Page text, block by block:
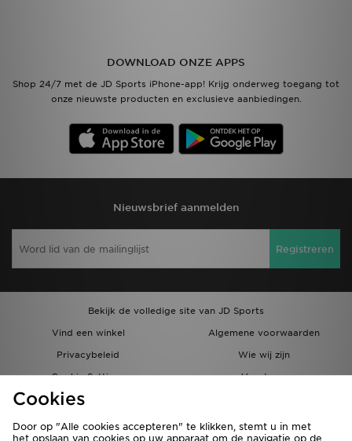
DOWNLOAD ONZE APPS
Shop 24/7 met de JD Sports iPhone-app! Krijg onderweg toegang tot
onze nieuwste producten en exclusieve aanbiedingen.
Nieuwsbrief aanmelden
Registreren
Bekijk de volledige site van JD Sports
Vind een winkel
Algemene voorwaarden
Privacybeleid
Wie wij zijn
Cookie Settings
Vacatures
Bestellingen en Levering
Cookies
Door op "Alle cookies accepteren" te klikken, stemt u in met
het opslaan van cookies op uw apparaat om de navigatie op de